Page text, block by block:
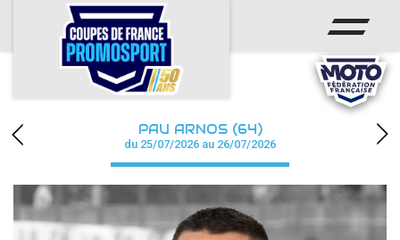
ACCUEIL
ACTUS
CALENDRIER
CHAMPIONNAT
RÉSULTATS
PHOTOS / WEB TV
PAU ARNOS (64)
du 25/07/2026 au 26/07/2026